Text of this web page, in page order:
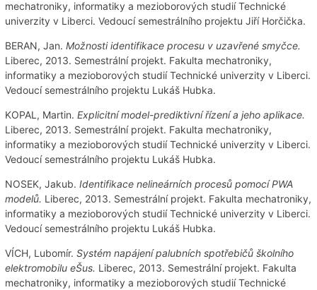
mechatroniky, informatiky a mezioborových studií Technické
univerzity v Liberci. Vedoucí semestrálního projektu Jiří Horčička.
BERAN, Jan. Možnosti identifikace procesu v uzavřené smyčce.
Liberec, 2013. Semestrální projekt. Fakulta mechatroniky,
informatiky a mezioborových studií Technické univerzity v Liberci.
Vedoucí semestrálního projektu Lukáš Hubka.
KOPAL, Martin. Explicitní model-prediktivní řízení a jeho aplikace.
Liberec, 2013. Semestrální projekt. Fakulta mechatroniky,
informatiky a mezioborových studií Technické univerzity v Liberci.
Vedoucí semestrálního projektu Lukáš Hubka.
NOSEK, Jakub. Identifikace nelineárních procesů pomocí PWA
modelů. Liberec, 2013. Semestrální projekt. Fakulta mechatroniky,
informatiky a mezioborových studií Technické univerzity v Liberci.
Vedoucí semestrálního projektu Lukáš Hubka.
VÍCH, Lubomír. Systém napájení palubních spotřebičů školního
elektromobilu eŠus. Liberec, 2013. Semestrální projekt. Fakulta
mechatroniky, informatiky a mezioborových studií Technické